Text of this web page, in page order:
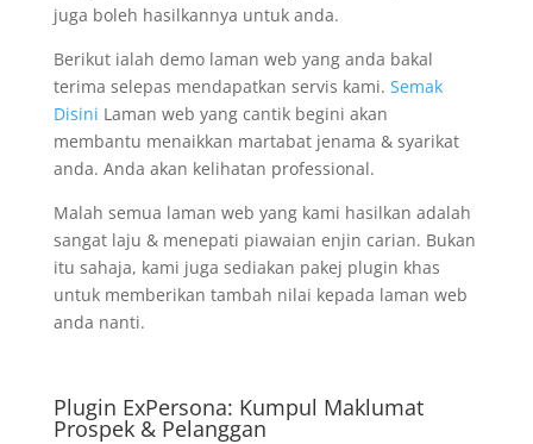
juga boleh hasilkannya untuk anda.
Berikut ialah demo laman web yang anda bakal
terima selepas mendapatkan servis kami. Semak
Disini Laman web yang cantik begini akan
membantu menaikkan martabat jenama & syarikat
anda. Anda akan kelihatan professional.
Malah semua laman web yang kami hasilkan adalah
sangat laju & menepati piawaian enjin carian. Bukan
itu sahaja, kami juga sediakan pakej plugin khas
untuk memberikan tambah nilai kepada laman web
anda nanti.
Plugin ExPersona: Kumpul Maklumat
Prospek & Pelanggan